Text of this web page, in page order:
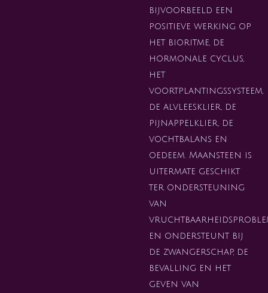
bijvoorbeeld een
positieve werking op
het bioritme, de
hormonale cyclus,
het
voortplantingssysteem,
de alvleesklier, de
pijnappelklier, de
vochtbalans en
oedeem. Maansteen is
uitermate geschikt
ter ondersteuning
van
en ondersteunt bij
de zwangerschap, de
bevalling en het
geven van